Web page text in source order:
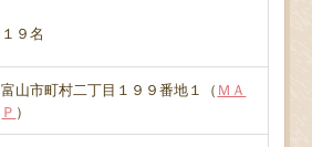
１９名
富山市町村二丁目１９９番地１（ ＭＡ
Ｐ ）